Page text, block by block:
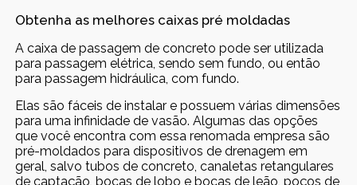
Obtenha as melhores caixas pré moldadas
A caixa de passagem de concreto pode ser utilizada
para passagem elétrica, sendo sem fundo, ou então
para passagem hidráulica, com fundo.
Elas são fáceis de instalar e possuem várias dimensões
para uma infinidade de vasão. Algumas das opções
que você encontra com essa renomada empresa são
pré-moldados para dispositivos de drenagem em
geral, salvo tubos de concreto, canaletas retangulares
de captação, bocas de lobo e bocas de leão, poços de